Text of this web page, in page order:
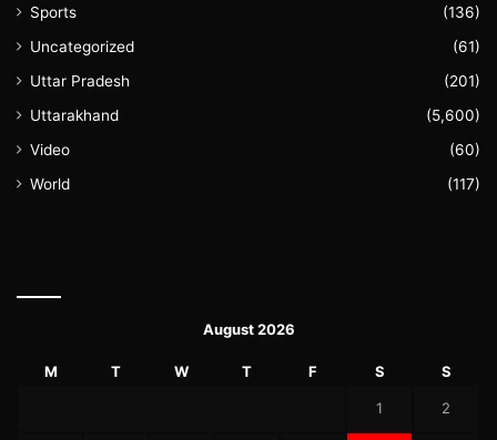
Sports
(136)
Uncategorized
(61)
Uttar Pradesh
(201)
Uttarakhand
(5,600)
Video
(60)
World
(117)
August 2026
M T W T F S S
1 2